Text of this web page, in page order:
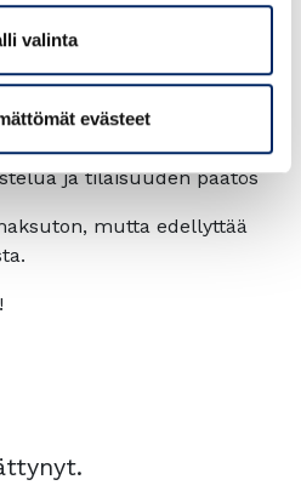
valinta
evästeet
riskeihin ja
jatkuvuus?
ja tilaisuuden päätös
mutta edellyttää